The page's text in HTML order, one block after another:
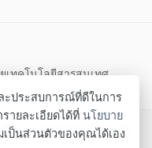
ทคโนโลยีสารสนเทศ
และปราบปรามยาเสพ
ะประสบการณ์ที่ดีในการ
ายละเอียดได้ที่ นโยบาย
ป็นส่วนตัวของคุณได้เอง